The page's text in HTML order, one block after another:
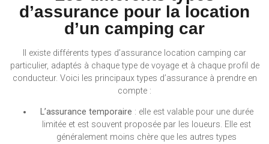
d’assurance pour la location
d’un camping car
Il existe différents types d’assurance location camping car
particulier, adaptés à chaque type de voyage et à chaque profil de
conducteur. Voici les principaux types d’assurance à prendre en
compte :
L’assurance temporaire : elle est valable pour une durée
limitée et est souvent proposée par les loueurs. Elle est
généralement moins chère que les autres types